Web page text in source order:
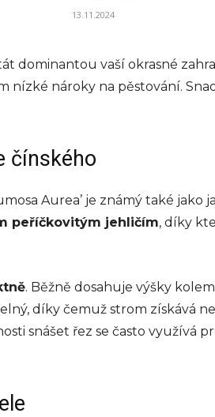
13.11.2024
dominantou vaší okrasné
nízké nároky na pěstování.
čínského
Aurea’ je známý také jako
peříčkovitým jehličím, díky
. Běžně dosahuje výšky
díky čemuž strom získává
snášet řez se často využívá